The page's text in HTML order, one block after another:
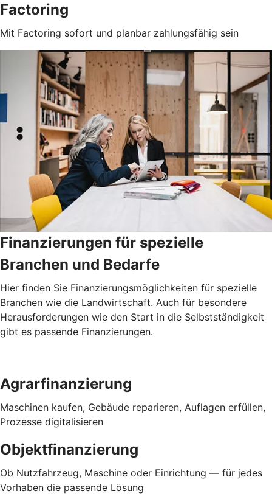
Factoring
Mit Factoring sofort und planbar zahlungsfähig sein
Finanzierungen für spezielle
Branchen und Bedarfe
Hier finden Sie Finanzierungsmöglichkeiten für spezielle
Branchen wie die Landwirtschaft. Auch für besondere
Herausforderungen wie den Start in die Selbstständigkeit
gibt es passende Finanzierungen.
Agrarfinanzierung
Maschinen kaufen, Gebäude reparieren, Auflagen erfüllen,
Prozesse digitalisieren
Objektfinanzierung
Ob Nutzfahrzeug, Maschine oder Einrichtung — für jedes
Vorhaben die passende Lösung